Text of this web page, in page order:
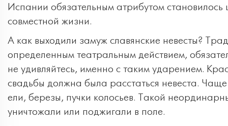
Испании обязательным атрибутом становилось
совместной жизни.
А как выходили замуж славянские невесты?
определенным театральным действием,
не удивляйтесь, именно с таким ударением.
свадьбы должна была расстаться невеста.
ели, березы, пучки колосьев. Такой
уничтожали или поджигали в поле.